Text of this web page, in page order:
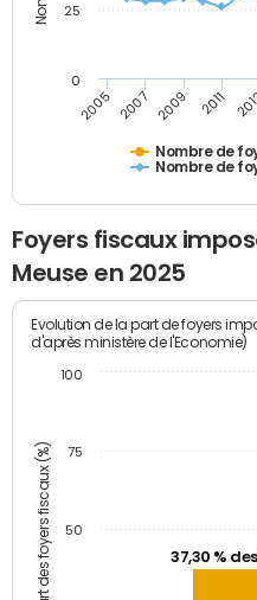
Nombre de
Nombre de
2005 2007 2009 2011
0
25
Foyers fiscaux
Meuse en 2025
Part des foyers fiscaux (%)
Evolution de la part de foyers
d'après ministère de l'Economie)
37,30 %
50
75
100